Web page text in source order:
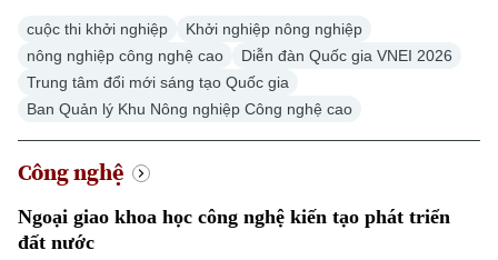
Hà Nội
Chính trị
An ninh trật tự
Công nghệ
Hà Nội
Nhịp sống Hà Nội
Người Hà Nội
Ẩm thực
Thế giới
Quân sự
Kinh tế
Tin tức
Nhà đất
cuộc thi khởi nghiệp
Khởi nghiệp nông nghiệp
nông nghiệp công nghệ cao
Diễn đàn Quốc gia VNEI 2026
Trung tâm đổi mới sáng tạo Quốc gia
Ban Quản lý Khu Nông nghiệp Công nghệ cao
Công nghệ
Ngoại giao khoa học công nghệ kiến tạo phát triển
đất nước